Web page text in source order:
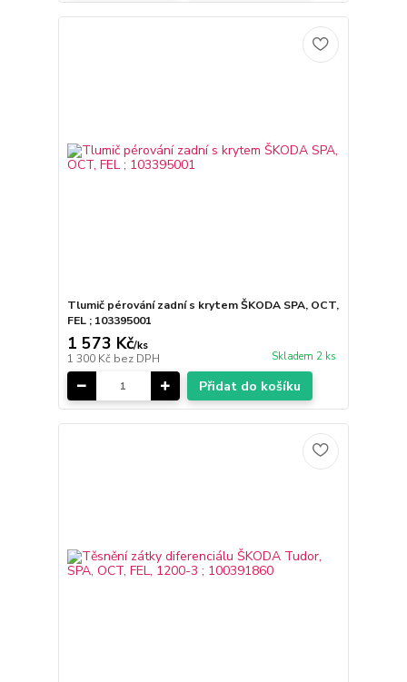
Tlumič pérování zadní s krytem ŠKODA SPA, OCT,
FEL ; 103395001
1 573 Kč/ks
1 300 Kč bez DPH Skladem 2 ks
Přidat do košíku